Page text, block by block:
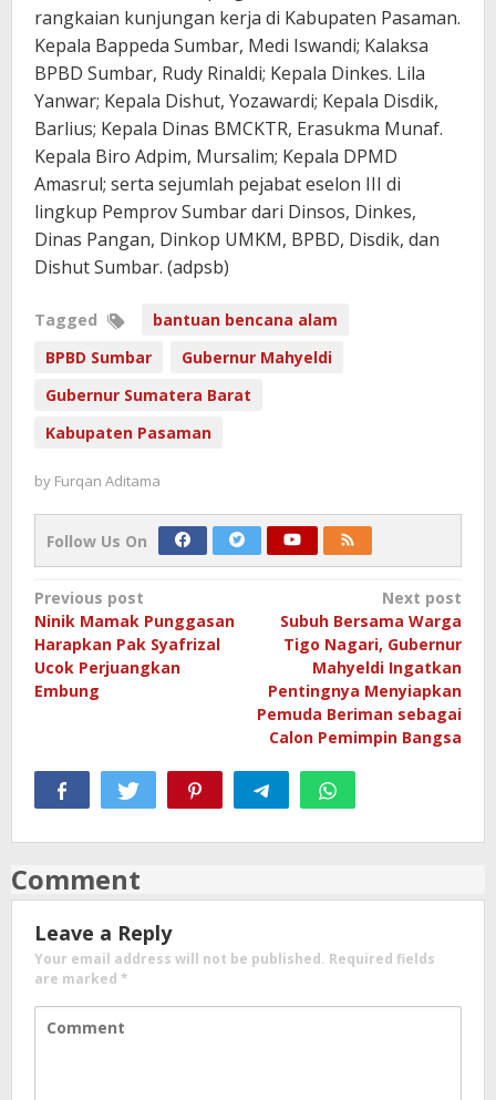
rangkaian kunjungan kerja di Kabupaten Pasaman.
Kepala Bappeda Sumbar, Medi Iswandi; Kalaksa
BPBD Sumbar, Rudy Rinaldi; Kepala Dinkes. Lila
Yanwar; Kepala Dishut, Yozawardi; Kepala Disdik,
Barlius; Kepala Dinas BMCKTR, Erasukma Munaf.
Kepala Biro Adpim, Mursalim; Kepala DPMD
Amasrul; serta sejumlah pejabat eselon III di
lingkup Pemprov Sumbar dari Dinsos, Dinkes,
Dinas Pangan, Dinkop UMKM, BPBD, Disdik, dan
Dishut Sumbar. (adpsb)
Tagged
bantuan bencana alam
BPBD Sumbar
Gubernur Mahyeldi
Gubernur Sumatera Barat
Kabupaten Pasaman
by Furqan Aditama
Follow Us On
Post
navigation
Previous post
Ninik Mamak Punggasan
Harapkan Pak Syafrizal
Ucok Perjuangkan
Embung
Next post
Subuh Bersama Warga
Tigo Nagari, Gubernur
Mahyeldi Ingatkan
Pentingnya Menyiapkan
Pemuda Beriman sebagai
Calon Pemimpin Bangsa
Comment
Leave a Reply
Your email address will not be published. Required fields
are marked *